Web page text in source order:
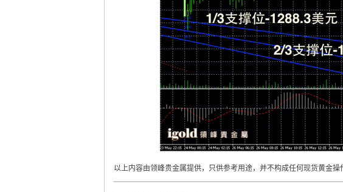
以上内容由领峰贵金属提供，只供参考用途，并不构成任何现货黄金操